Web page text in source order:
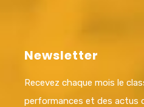
Newsletter
Recevez chaque mois le
performances et des actus